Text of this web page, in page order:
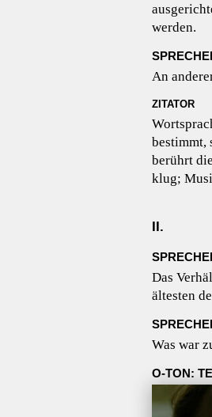
werden.
An
ZITATOR
bestimmt,
berührt
klug;
II.
Das
ältesten
Was war
O-TON: